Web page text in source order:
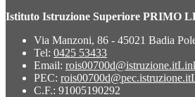
Istituto Istruzione Superiore PRIMO
Via Manzoni, 86 - 45021 Badia
Tel: 0425 53433
Email: rois00700d@istruzione.it
PEC: rois00700d@pec.istruzione.it
C.F.: 91005190292